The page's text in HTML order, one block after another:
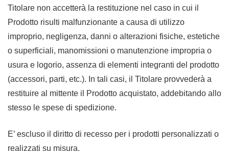
Titolare non accetterà la restituzione nel caso in cui il
Prodotto risulti malfunzionante a causa di utilizzo
improprio, negligenza, danni o alterazioni fisiche, estetiche
o superficiali, manomissioni o manutenzione impropria o
usura e logorio, assenza di elementi integranti del prodotto
(accessori, parti, etc.). In tali casi, il Titolare provvederà a
restituire al mittente il Prodotto acquistato, addebitando allo
stesso le spese di spedizione.
E’ escluso il diritto di recesso per i prodotti personalizzati o
realizzati su misura.